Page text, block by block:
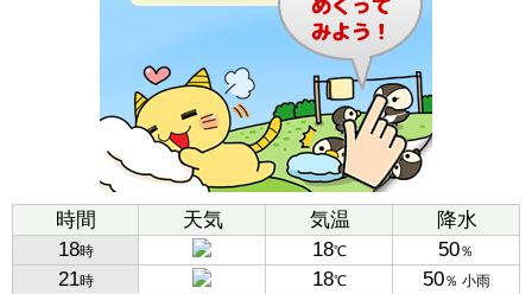
時間 天気 気温
降水
18時 18℃ 50％
21時 18℃ 50％ 小雨